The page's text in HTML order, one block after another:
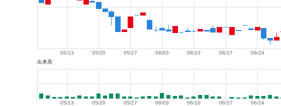
06/24
06/17
06/10
06/03
05/27
05/20
05/13
出来高
06/24
06/17
06/10
06/03
05/27
05/20
05/13